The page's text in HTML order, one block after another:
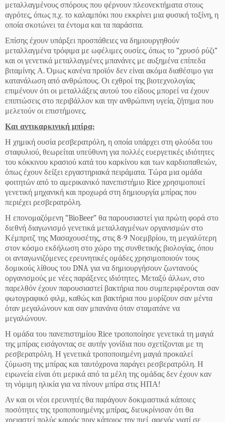
μεταλλαγμένους σπόρους που φέρνουν πλεονεκτήματα στους
αγρότες, όπως π.χ. το καλαμπόκι που εκκρίνει μια φυσική τοξίνη, η
οποία σκοτώνει τα έντομα και τα παράσιτα.
Επίσης έχουν υπάρξει προσπάθειες να δημιουργηθούν
μεταλλαγμένα τρόφιμα με ωφέλιμες ουσίες, όπως το “χρυσό ρύζι”
και οι γενετικά μεταλλαγμένες μπανάνες με αυξημένα επίπεδα
βιταμίνης Α. Όμως κανένα προϊόν δεν είναι ακόμα διαθέσιμο για
κατανάλωση από ανθρώπους. Οι εχθροί της βιοτεχνολογίας
επιμένουν ότι οι μεταλλάξεις αυτού του είδους μπορεί να έχουν
επιπτώσεις στο περιβάλλον και την ανθρώπινη υγεία, ζήτημα που
μελετούν οι επιστήμονες.
Και αντικαρκινική μπίρα;
Η χημική ουσία ρεσβερατρόλη, η οποία υπάρχει στη φλούδα του
σταφυλιού, θεωρείται υπεύθυνη για πολλές ευεργετικές ιδιότητες
του κόκκινου κρασιού κατά του καρκίνου και των καρδιοπαθειών,
όπως έχουν δείξει εργαστηριακά πειράματα. Τώρα μια ομάδα
φοιτητών από το αμερικανικό πανεπιστήμιο Rice χρησιμοποιεί
γενετική μηχανική και προχωρά στη δημιουργία μπίρας που
περιέχει ρεσβερατρόλη.
Η επονομαζόμενη “BioBeer” θα παρουσιαστεί για πρώτη φορά στο
διεθνή διαγωνισμό γενετικά μεταλλαγμένων οργανισμών στο
Κέμπριτζ της Μασαχουσέτης, στις 8-9 Νοεμβρίου, τη μεγαλύτερη
στον κόσμο εκδήλωση στο χώρο της συνθετικής βιολογίας, όπου
οι ανταγωνιζόμενες ερευνητικές ομάδες χρησιμοποιούν τους
δομικούς λίθους του DNA για να δημιουργήσουν ζωντανούς
οργανισμούς με νέες παράξενες ιδιότητες. Μεταξύ άλλων, στο
παρελθόν έχουν παρουσιαστεί βακτήρια που συμπεριφέρονται σαν
φωτογραφικό φιλμ, καθώς και βακτήρια που μυρίζουν σαν μέντα
όταν μεγαλώνουν και σαν μπανάνα όταν σταματάνε να
μεγαλώνουν.
Η ομάδα του πανεπιστημίου Rice τροποποίησε γενετικά τη μαγιά
της μπίρας εισάγοντας σε αυτήν γονίδια που σχετίζονται με τη
ρεσβερατρόλη. Η γενετικά τροποποιημένη μαγιά προκαλεί
ζύμωση της μπίρας και ταυτόχρονα παράγει ρεσβερατρόλη. Η
ειρωνεία είναι ότι μερικά από τα μέλη της ομάδας δεν έχουν καν
τη νόμιμη ηλικία για να πίνουν μπίρα στις ΗΠΑ!
Αν και οι νέοι ερευνητές θα παράγουν δοκιμαστικά κάποιες
ποσότητες της τροποποιημένης μπίρας, διευκρίνισαν ότι θα
χρειαστεί πολύς καιρός πριν κάποιος την πιεί, αφενός γιατί σε